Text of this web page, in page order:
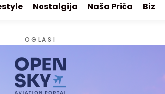
Nostalgija Naša Priča Biz
OGLASI